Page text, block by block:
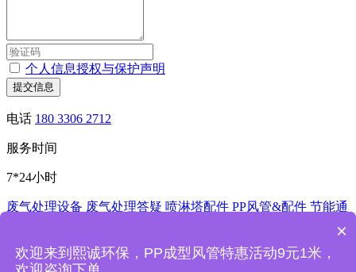
个人信息授权与保护声明
提交信息
电话 180 3306 2712
服务时间
7*24小时
废气处理设备 废气处理答疑 喷淋塔配件 PP风管&配件 节能通
×
欢迎来到熙诚环保，PP成型风管特惠活动9元1米，